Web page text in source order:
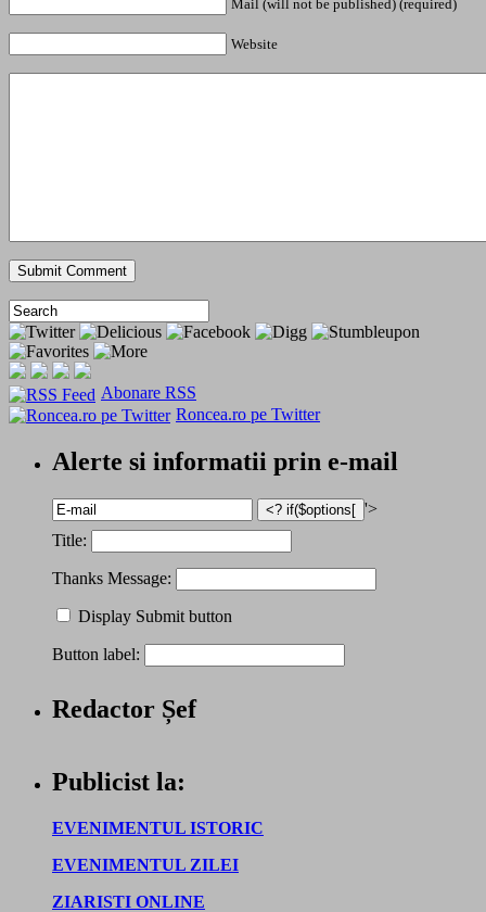
Mail (will not be published) (required)
Website
Abonare RSS
Roncea.ro pe Twitter
Alerte si informatii prin e-mail
'>
Title:
Thanks Message:
Display Submit button
Button label:
Redactor Șef
Publicist la:
EVENIMENTUL ISTORIC
EVENIMENTUL ZILEI
ZIARISTI ONLINE